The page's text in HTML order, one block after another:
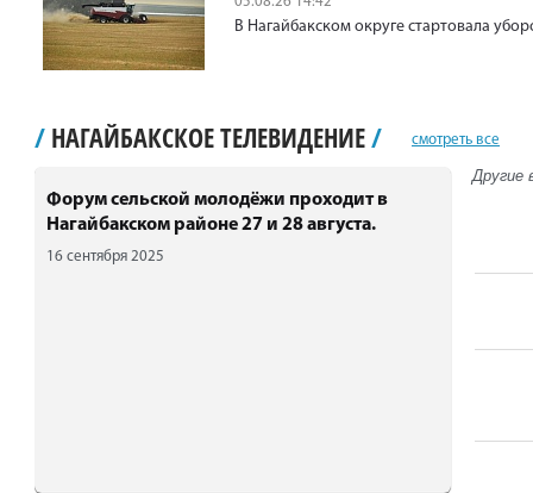
В Нагайбакском округе стартовала
/ НАГАЙБАКСКОЕ ТЕЛЕВИДЕНИЕ/ смотреть все
Форум сельской молодёжи проходит в
Нагайбакском районе 27 и 28 августа.
16 сентября 2025
Другие